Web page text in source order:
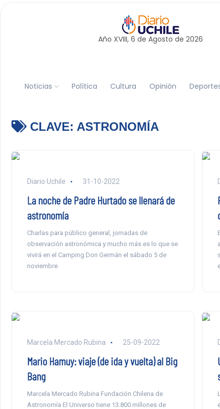
Año XVIII, 6 de Agosto de 2026
Noticias Política Cultura Opinión
CLAVE: ASTRONOMÍA
Diario Uchile 31-10-2022
La noche de Padre Hurtado se llenará de
astronomía
Charlas para público general, jornadas de
observación astronómica y mucho más es lo que se
vivirá en el Camping Don Germán el sábado 5 de
noviembre.
Marcela Mercado Rubina 25-09-2022
Mario Hamuy: viaje (de ida y vuelta) al Big
Bang
Marcela Mercado Rubina Fundación Chilena de
Astronomía El Universo tiene 13.800 millones de